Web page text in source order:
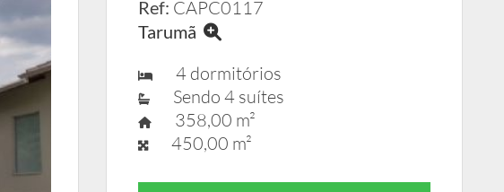
Ref: CAPC0117
Tarumã
4 dormitórios
Sendo 4 suítes
358,00 m²
450,00 m²